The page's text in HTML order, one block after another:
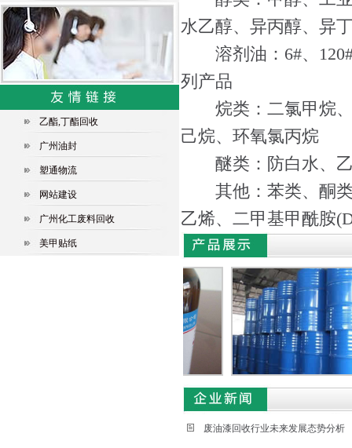
乙酯,丁酯回收
广州油封
塑通物流
网站建设
广州化工废料回收
美甲贴纸
水乙醇、异丙醇、异
溶剂油：6#、120#
列产品
烷类：二氯甲烷、
己烷、环氧氯丙烷
醚类：防白水、乙
其他：苯类、酮类
乙烯、二甲基甲酰胺
废油漆回收行业未来发展态势分析